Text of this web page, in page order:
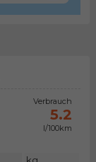
Verbrauch
5.2
l/100km